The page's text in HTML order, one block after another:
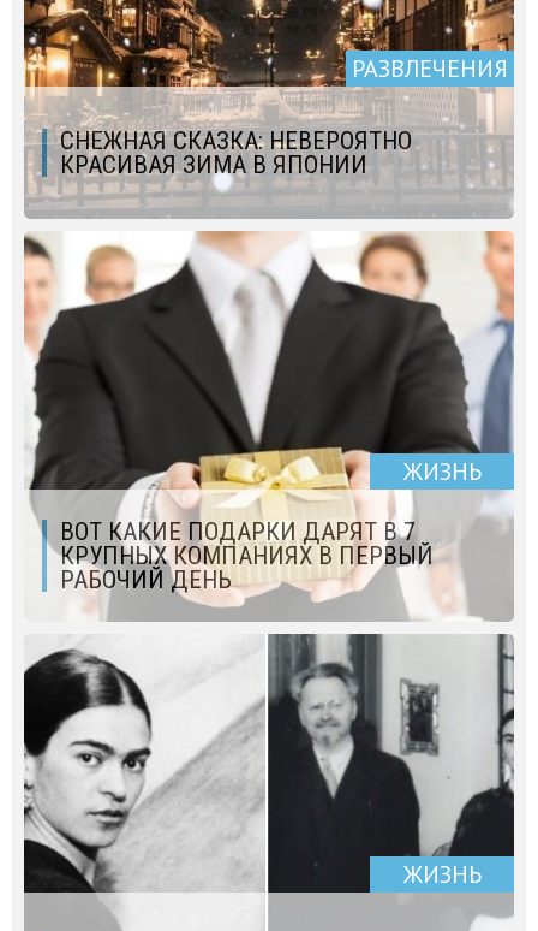
РАЗВЛЕЧЕНИЯ
СНЕЖНАЯ СКАЗКА: НЕВЕРОЯТНО
КРАСИВАЯ ЗИМА В ЯПОНИИ
ЖИЗНЬ
ВОТ КАКИЕ ПОДАРКИ ДАРЯТ В 7
КРУПНЫХ КОМПАНИЯХ В ПЕРВЫЙ
РАБОЧИЙ ДЕНЬ
ЖИЗНЬ